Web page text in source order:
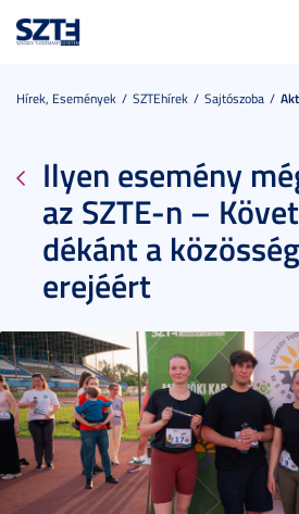
Hírek, Események SZTEhírek Sajtószoba
Ilyen esemény
az SZTE-n –
dékánt a
erejéért